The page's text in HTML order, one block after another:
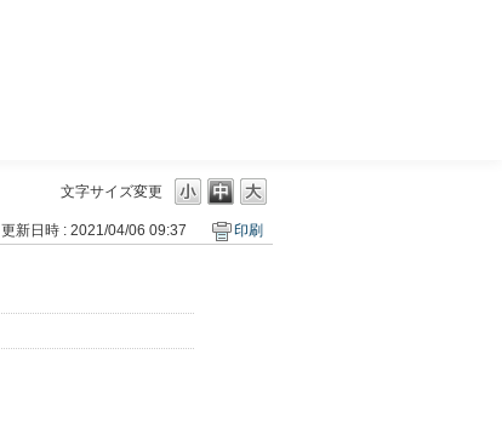
文字サイズ変更
更新日時 : 2021/04/06 09:37 印刷